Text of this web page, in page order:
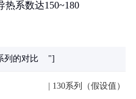
热系数达150~180
列的对比 "]
| 130系列（假设值） |